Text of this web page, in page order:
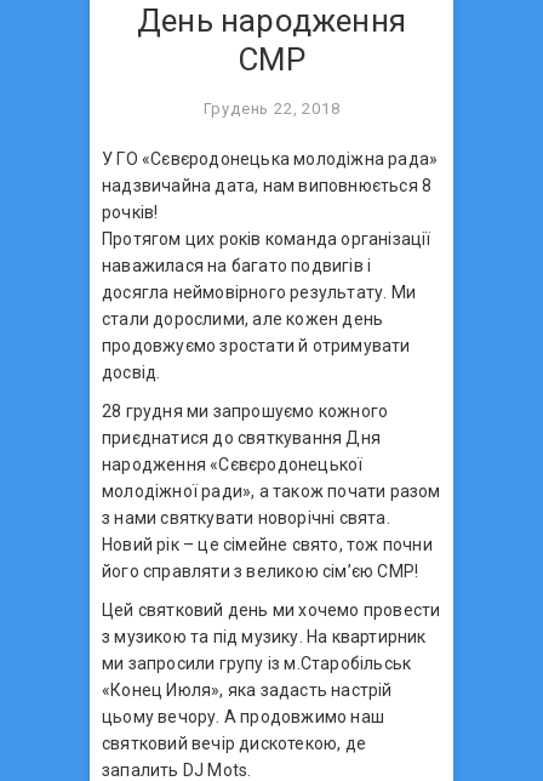
День народження
СМР
Грудень 22, 2018
У ГО «Сєвєродонецька молодіжна рада»
надзвичайна дата, нам виповнюється 8
рочків!
Протягом цих років команда організації
наважилася на багато подвигів і
досягла неймовірного результату. Ми
стали дорослими, але кожен день
продовжуємо зростати й отримувати
досвід.
28 грудня ми запрошуємо кожного
приєднатися до святкування Дня
народження «Сєвєродонецької
молодіжної ради», а також почати разом
з нами святкувати новорічні свята.
Новий рік – це сімейне свято, тож почни
його справляти з великою сім’єю СМР!
Цей святковий день ми хочемо провести
з музикою та під музику. На квартирник
ми запросили групу із м.Старобільськ
«Конец Июля», яка задасть настрій
цьому вечору. А продовжимо наш
святковий вечір дискотекою, де
запалить DJ Mots.